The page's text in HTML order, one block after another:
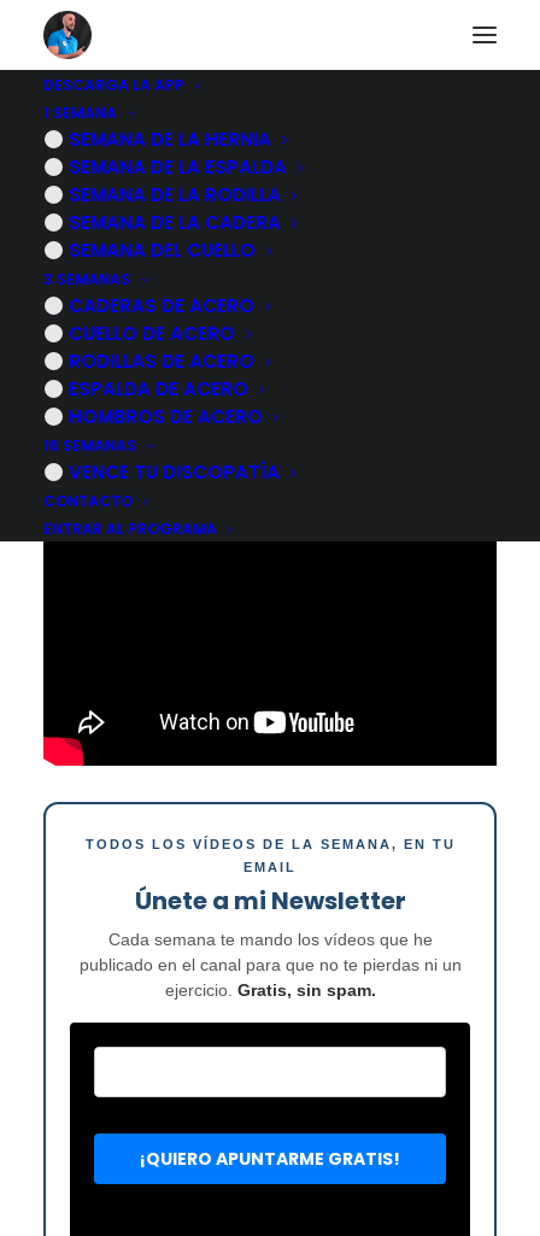
DESCARGA LA APP
1 SEMANA
SEMANA DE LA HERNIA
SEMANA DE LA ESPALDA
SEMANA DE LA RODILLA
SEMANA DE LA CADERA
SEMANA DEL CUELLO
3 SEMANAS
CADERAS DE ACERO
CUELLO DE ACERO
RODILLAS DE ACERO
ESPALDA DE ACERO
HOMBROS DE ACERO
16 SEMANAS
VENCE TU DISCOPATÍA
CONTACTO
ENTRAR AL PROGRAMA
AUTOMASAJE para
aliviar el DOLOR del
JUANETE
20 DICIEMBRE, 2023 | POR
TODOS LOS VÍDEOS DE LA SEMANA, EN TU
EMAIL
Únete a mi Newsletter
Cada semana te mando los vídeos que he
publicado en el canal para que no te pierdas ni un
ejercicio. Gratis, sin spam.